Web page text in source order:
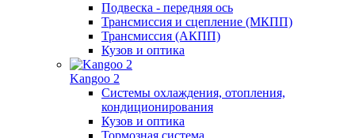
Подвеска - передняя ось
Трансмиссия и сцепление (МКПП)
Трансмиссия (АКПП)
Кузов и оптика
Kangoo 2
Системы охлаждения, отопления,
кондиционирования
Кузов и оптика
Тормозная система